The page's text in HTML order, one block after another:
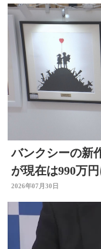
バンクシーの新
が現在は990万
大分店で開催中
2026年07月30日